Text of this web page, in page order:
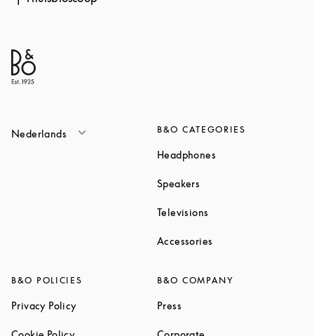
Nederlands B&O CATEGORIES
Headphones
Speakers
Televisions
Accessories
B&O POLICIES
Privacy PolicyLink Opens in New Tab
B&O COMPANY
Press